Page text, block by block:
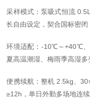
采样模式 ：泵吸式恒流
长自由设定，契合国标密闭
环境适配 ：-10℃～+40℃、
夏高温潮湿、梅雨季高湿多
便携续航 ：整机 2.5kg、
≥12h，单日外勤多场地连